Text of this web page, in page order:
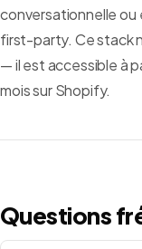
conversationnelle ou
first-party. Ce stack
— il est accessible à
mois sur Shopify.
Questions